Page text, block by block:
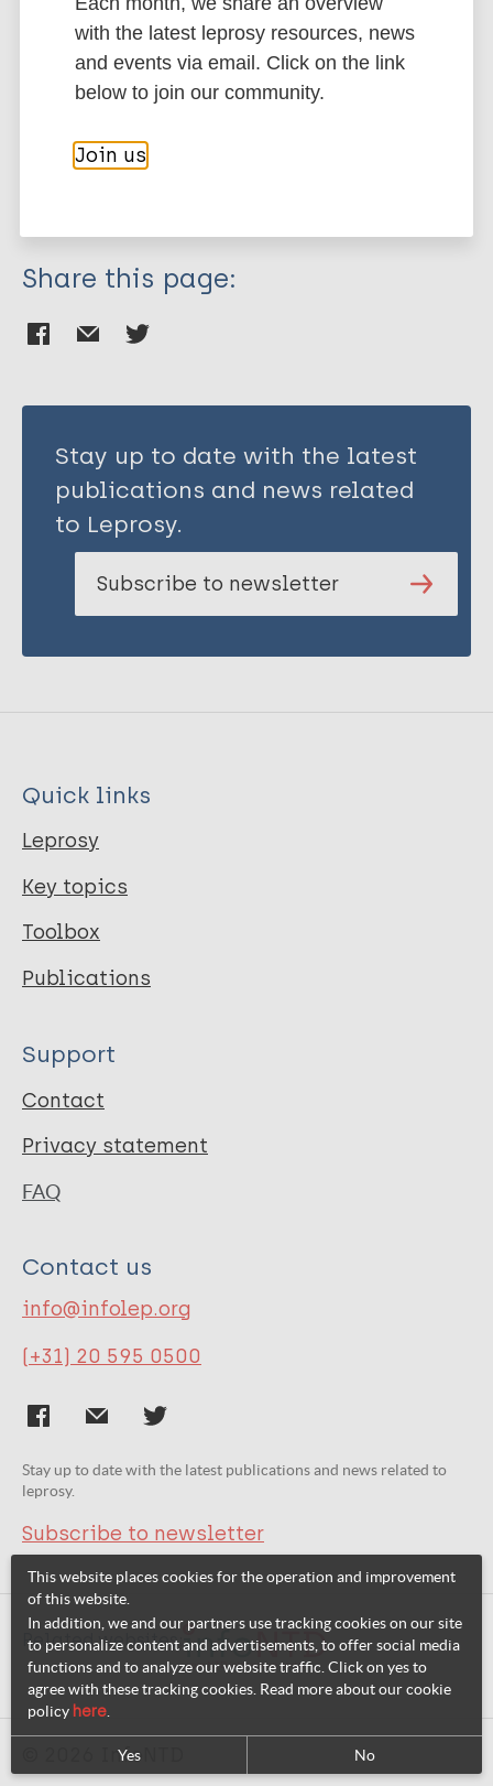
More publications on:
Leprosy (Hansen disease)
Case detection
Share this page:
Stay up to date with the latest
publications and news related
to Leprosy.
Subscribe to newsletter
Quick links
Leprosy
Key topics
Toolbox
Publications
Support
Contact
Privacy statement
FAQ
Contact us
info@infolep.org
(+31) 20 595 0500
Stay up to date with the latest publications and news related to
leprosy.
Subscribe to newsletter
Related websites:
© 2026 InfoNTD
This website places cookies for the operation and improvement
of this website.
In addition, we and our partners use tracking cookies on our site
to personalize content and advertisements, to offer social media
functions and to analyze our website traffic. Click on yes to
agree with these tracking cookies. Read more about our cookie
policy here
Yes No
with the latest leprosy resources, news
and events via email. Click on the link
below to join our community.
Join us